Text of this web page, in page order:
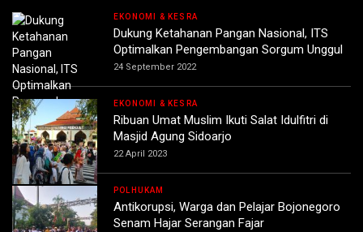
EKONOMI & KESRA
Dukung Ketahanan Pangan Nasional, ITS
Optimalkan Pengembangan Sorgum Unggul
24 September 2022
EKONOMI & KESRA
Ribuan Umat Muslim Ikuti Salat Idulfitri di
Masjid Agung Sidoarjo
22 April 2023
POLHUKAM
Antikorupsi, Warga dan Pelajar Bojonegoro
Senam Hajar Serangan Fajar